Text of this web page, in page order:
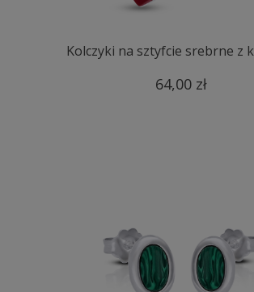
Kolczyki na sztyfcie srebrne z
64,00 zł